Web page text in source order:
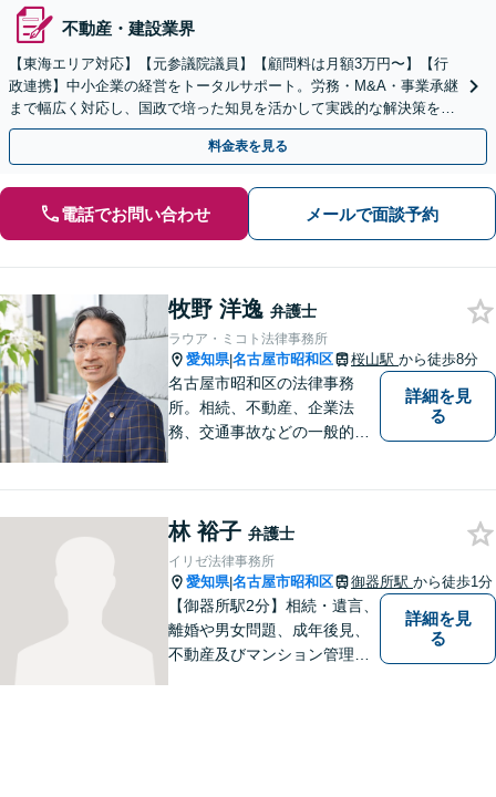
不動産・建設業界
【東海エリア対応】【元参議院議員】【顧問料は月額3万円〜】【行
政連携】中小企業の経営をトータルサポート。労務・M&A・事業承継
まで幅広く対応し、国政で培った知見を活かして実践的な解決策をご
提案します。まずはお気軽にご相談ください。
料金表を見る
電話でお問い合わせ メールで面談予約
牧野 洋逸 弁護士
ラウア・ミコト法律事務所
愛知県|名古屋市昭和区 桜山駅 から徒歩8分
名古屋市昭和区の法律事務
所。相続、不動産、企業法
務、交通事故などの一般的な
料】【桜山駅より徒歩８分】
【駐車場あり】【オンライン
相談可】
詳細を見
る
林 裕子 弁護士
イリゼ法律事務所
愛知県|名古屋市昭和区 御器所駅 から徒歩1分
【御器所駅2分】相続・遺言、
離婚や男女問題、成年後見、
不動産及びマンション管理な
詳細を見
る